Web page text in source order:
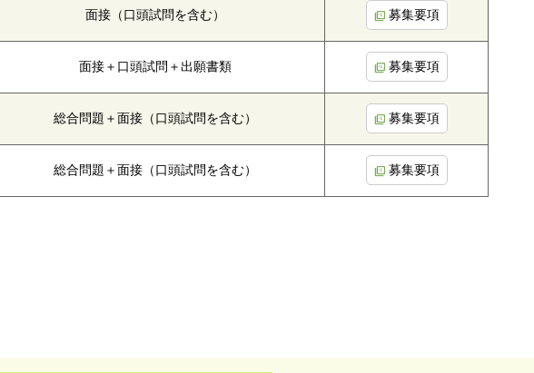
面接（口頭試問を含む） 募集要項
面接＋口頭試問＋出願書類 募集要項
総合問題＋面接（口頭試問を含む） 募集要項
総合問題＋面接（口頭試問を含む） 募集要項